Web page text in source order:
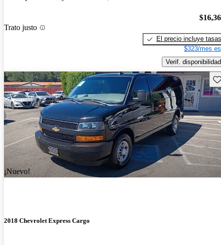
Trato justo
El precio incluye tasas
$323/mes
Verif. disponibilidad
¡Nuevo!
2018 Chevrolet Express Cargo